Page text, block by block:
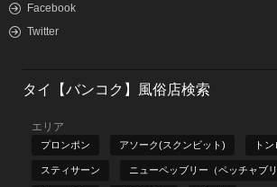
Facebook
Twitter
タイ【バンコク】風俗店検索
エリア
プロンポン アソーク(スクンビット) ト
スティサーン ニューペッブリー（ペッチャブリ